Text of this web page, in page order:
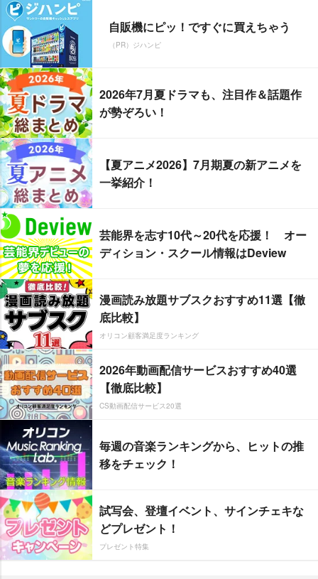
自販機にピッ！ですぐに買えちゃう
（PR）ジハンピ
2026年7月夏ドラマも、注目作＆話題作
が勢ぞろい！
【夏アニメ2026】7月期夏の新アニメを
一挙紹介！
芸能界を志す10代～20代を応援！ オー
ディション・スクール情報はDeview
漫画読み放題サブスクおすすめ11選【徹
底比較】
オリコン顧客満足度ランキング
2026年動画配信サービスおすすめ40選
【徹底比較】
CS動画配信サービス20選
毎週の音楽ランキングから、ヒットの推
移をチェック！
試写会、登壇イベント、サインチェキな
どプレゼント！
プレゼント特集